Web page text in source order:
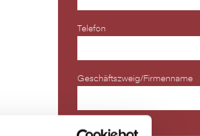
Telefon
Geschäftszweig/Firmenname
PLZ